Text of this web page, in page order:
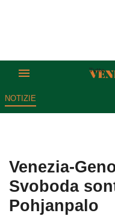
NOTIZIE
Venezia-
Svoboda
Pohjanpalo